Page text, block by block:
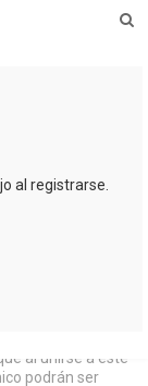
al registrarse.
al unirse a este
podrán ser